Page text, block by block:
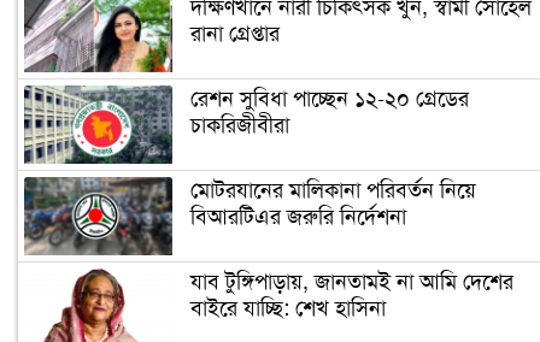
নারায়ণগঞ্জে গুদাম পরিষ্কার করতে গিয়ে ২
নারায়ণগঞ্জ পাসপোর্ট অফিসে ভাঙচুর,
কানাডা প্রবাসী আটক
করলো সন্ত্রাসীরা
দক্ষিণখানে নারী চিকিৎসক খুন, স্বামী সোহেল
রানা গ্রেপ্তার
রেশন সুবিধা পাচ্ছেন ১২-২০ গ্রেডের
চাকরিজীবীরা
মোটরযানের মালিকানা পরিবর্তন নিয়ে
বিআরটিএর জরুরি নির্দেশনা
যাব টুঙ্গিপাড়ায়, জানতামই না আমি দেশের
বাইরে যাচ্ছি: শেখ হাসিনা